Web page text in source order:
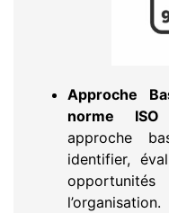
Approche
norme ISO
approche
identifier,